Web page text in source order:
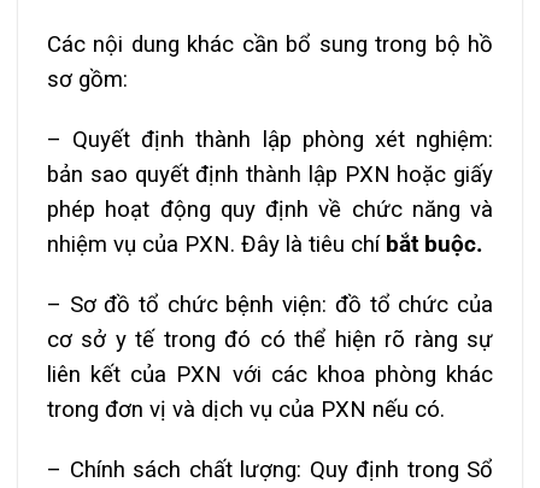
Các nội dung khác cần bổ sung trong bộ hồ
sơ gồm:
– Quyết định thành lập phòng xét nghiệm:
bản sao quyết định thành lập PXN hoặc giấy
phép hoạt động quy định về chức năng và
nhiệm vụ của PXN. Đây là tiêu chí bắt buộc.
– Sơ đồ tổ chức bệnh viện: đồ tổ chức của
cơ sở y tế trong đó có thể hiện rõ ràng sự
liên kết của PXN với các khoa phòng khác
trong đơn vị và dịch vụ của PXN nếu có.
– Chính sách chất lượng: Quy định trong Sổ